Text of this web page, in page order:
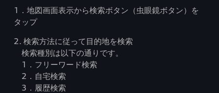
1．地図画面表示から検索ボタン（虫眼鏡ボタン）を
タップ
2. 検索方法に従って目的地を検索
検索種別は以下の通りです。
1．フリーワード検索
2．自宅検索
3．履歴検索